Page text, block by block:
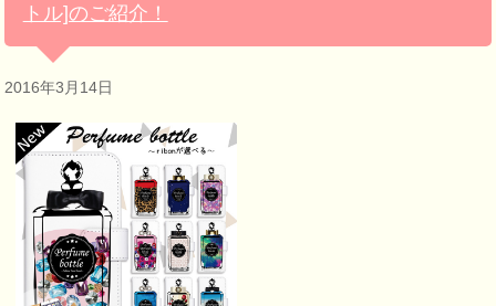
トル]のご紹介！
2016年3月14日